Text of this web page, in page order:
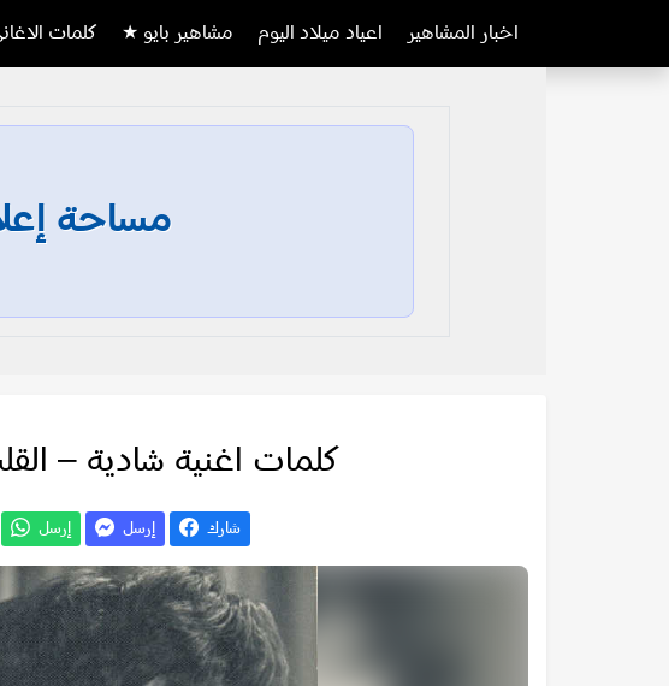
اخبار المشاهير اعياد ميلاد اليوم مشاهير بايو ★ كلمات
مساحة
كلمات اغنية شادية –
شارك إرسل إرسل